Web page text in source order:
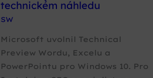
technickém náhledu
SW
Microsoft uvolnil Technical
Preview Wordu, Excelu a
PowerPointu pro Windows 10. Pro